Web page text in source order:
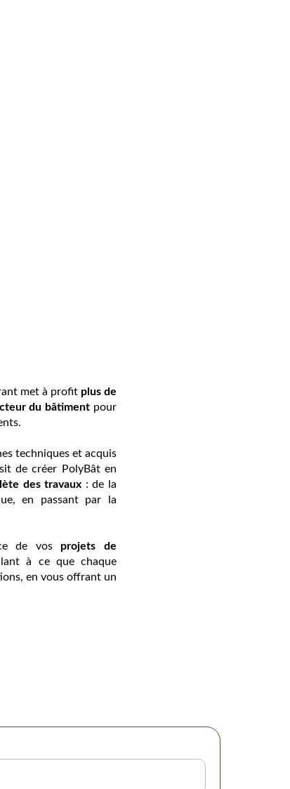
met à profit plus de
du bâtiment pour
techniques et acquis
de créer PolyBât en
des travaux : de la
en passant par la
de vos projets de
à ce que chaque
en vous offrant un